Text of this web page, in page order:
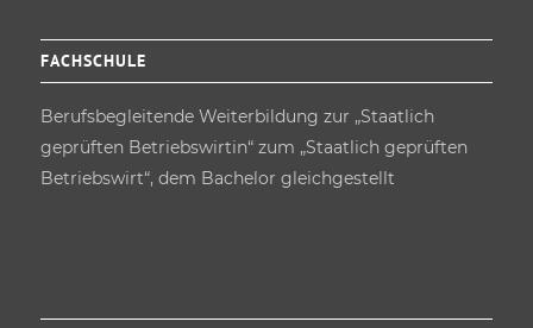
FACHSCHULE
Berufs­begleitende Weiterbildung zur „Staatlich
geprüften Betriebswirtin“ zum „Staatlich geprüften
Betriebswirt“, dem Bachelor gleichgestellt